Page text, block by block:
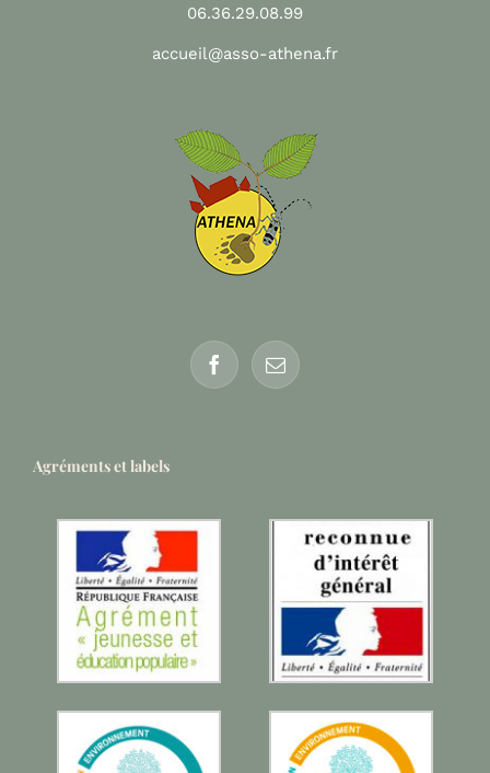
06.36.29.08.99
accueil@asso-athena.fr
Agréments et labels